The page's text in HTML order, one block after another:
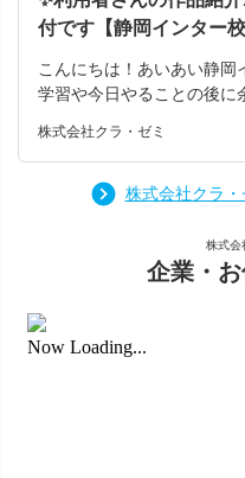
にしていてください！ そ
ましょう👋 今回ご紹介した
急桂駅前校の情報は 以下
ェックしてください！
und/around-369/
p/DN9_adJkkYk/
付です【静岡インター校
こんにちは！あいあい静岡
学習や今日やることの後に
て活動を取り入れています
作業を行うことで、指先の
ど、道具を使えるように
て、お子さんが楽しく活
力を伸ばしていきたいと
工夫が込められた作品です
岡インター校 〒422-8051
株式会社クラ・ゼミ
株式会社クラ
株式会
企業・